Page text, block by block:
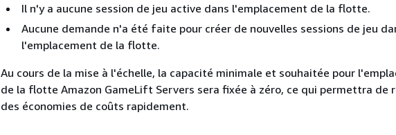
Il n'y a aucune session de jeu active dans l'emplacement de la flotte.
Aucune demande n'a été faite pour créer de nouvelles sessions de jeu
l'emplacement de la flotte.
Au cours de la mise à l'échelle, la capacité minimale et souhaitée pour
de la flotte Amazon GameLift Servers sera fixée à zéro, ce qui permettra de
des économies de coûts rapidement.